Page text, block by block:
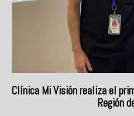
Clínica Mi Visión realiza el
Región